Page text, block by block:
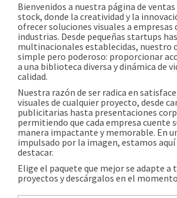
Bienvenidos a nuestra página de ventas
stock, donde la creatividad y la
ofrecer soluciones visuales a empresas
industrias. Desde pequeñas startups
multinacionales establecidas, nuestro
simple pero poderoso: proporcionar
a una biblioteca diversa y dinámica de
calidad.
Nuestra razón de ser radica en
visuales de cualquier proyecto, desde
publicitarias hasta presentaciones
permitiendo que cada empresa cuente
manera impactante y memorable. En
impulsado por la imagen, estamos aquí
destacar.
Elige el paquete que mejor se adapte a
proyectos y descárgalos en el